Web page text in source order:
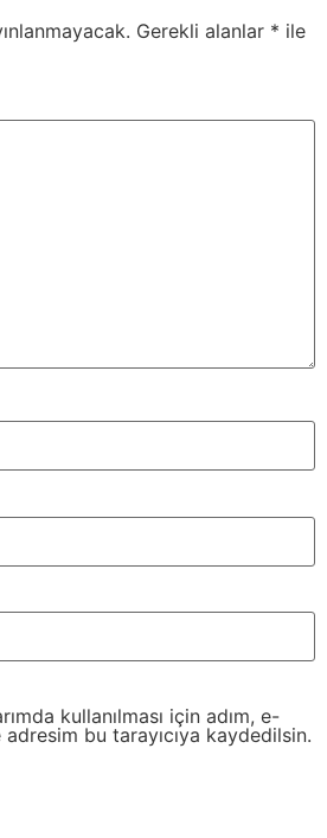
Gerekli alanlar * ile
kullanılması için adım, e-
bu tarayıcıya kaydedilsin.